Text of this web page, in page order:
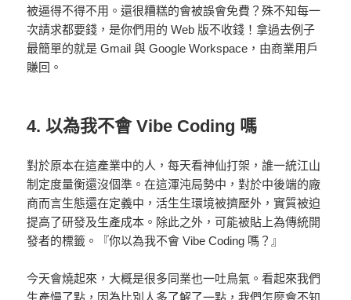
被逼得不得不用。還很糟糕的會被誤會免費？殊不知每一
次請求都要錢，是你們用的 Web 版不收錢！拿過去例子
最簡單的就是 Gmail 與 Google Workspace，由商業用戶
賺回。
4. 以為我不會 Vibe Coding 嗎
對於原本在這產業中的人，每天看神仙打架，誰一統江山
制定度量衡還沒個準。在這渾沌局勢中，對於中後端的廠
商而言生態還在定義中，活生生環境被擠壓外，實質被迫
提高了研發及生產成本。除此之外，可能被貼上為傳統開
發者的標籤。『你以為我不會 Vibe Coding 嗎？』
今天會燒起來，大概是很多同業也一吐鳥氣。看起來我們
生產慢了點，因為比別人多了解了一點，我們怎麼會不知